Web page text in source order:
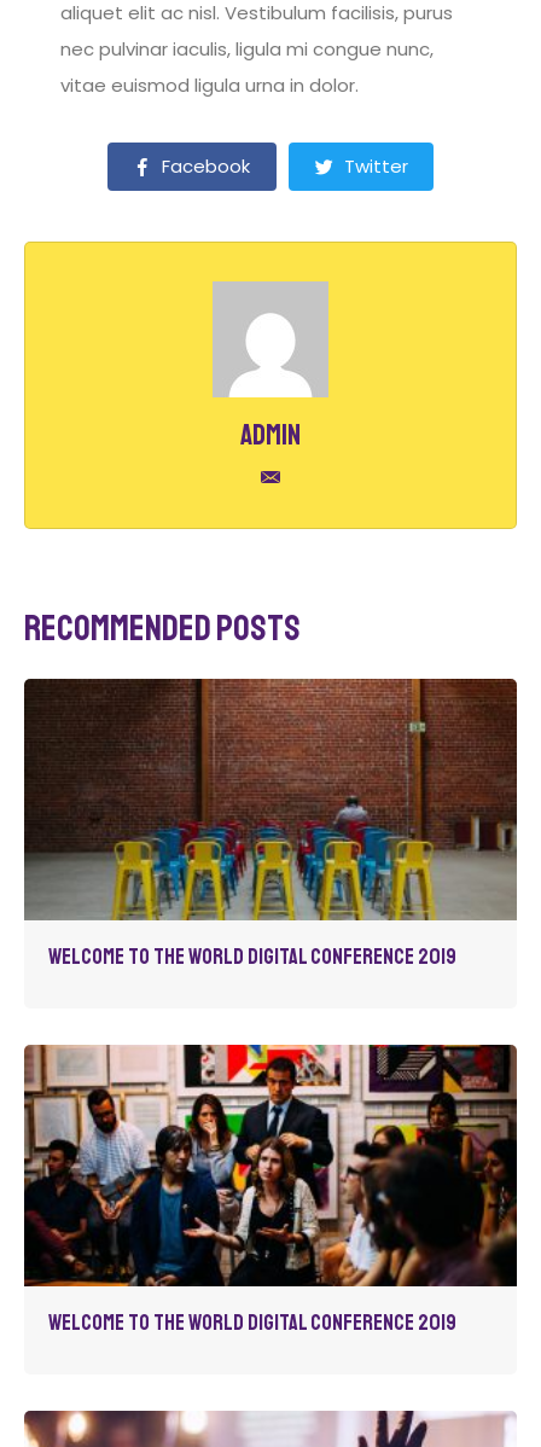
aliquet elit ac nisl. Vestibulum facilisis, purus
nec pulvinar iaculis, ligula mi congue nunc,
vitae euismod ligula urna in dolor.
Facebook Twitter
admin
Recommended Posts
Welcome to the World Digital Conference 2019
Welcome to the World Digital Conference 2019